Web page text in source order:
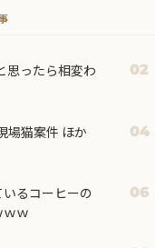
思ったら相変わ
02
場猫案件 ほか 04
るコーヒーの
ｗ
06